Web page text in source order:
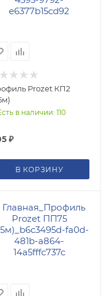
Prozet КП2
в наличии: 110
₽
В КОРЗИНУ